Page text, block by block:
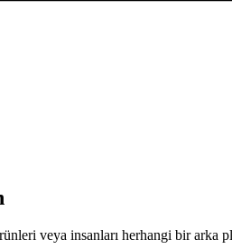
veya insanları herhangi bir arka